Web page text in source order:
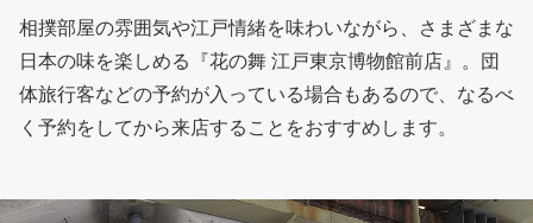
相撲部屋の雰囲気や江戸情緒を味わいながら、さまざまな
日本の味を楽しめる『花の舞 江戸東京博物館前店』。団
体旅行客などの予約が入っている場合もあるので、なるべ
く予約をしてから来店することをおすすめします。